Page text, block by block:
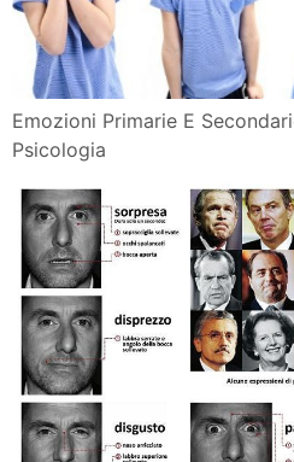
Emozioni Primarie E
Psicologia